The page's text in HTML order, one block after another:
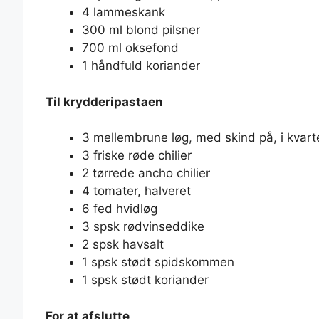
4 lammeskank
300 ml blond pilsner
700 ml oksefond
1 håndfuld koriander
Til krydderipastaen
3 mellembrune løg, med skind på, i
3 friske røde chilier
2 tørrede ancho chilier
4 tomater, halveret
6 fed hvidløg
3 spsk rødvinseddike
2 spsk havsalt
1 spsk stødt spidskommen
1 spsk stødt koriander
For at afslutte